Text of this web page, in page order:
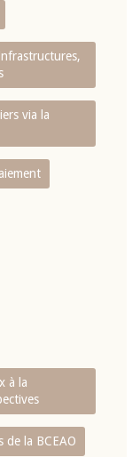
via la
à la
de la BCEAO